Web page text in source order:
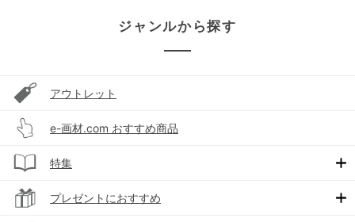
ジャンルから探す
アウトレット
e-画材.com おすすめ商品
特集
プレゼントにおすすめ